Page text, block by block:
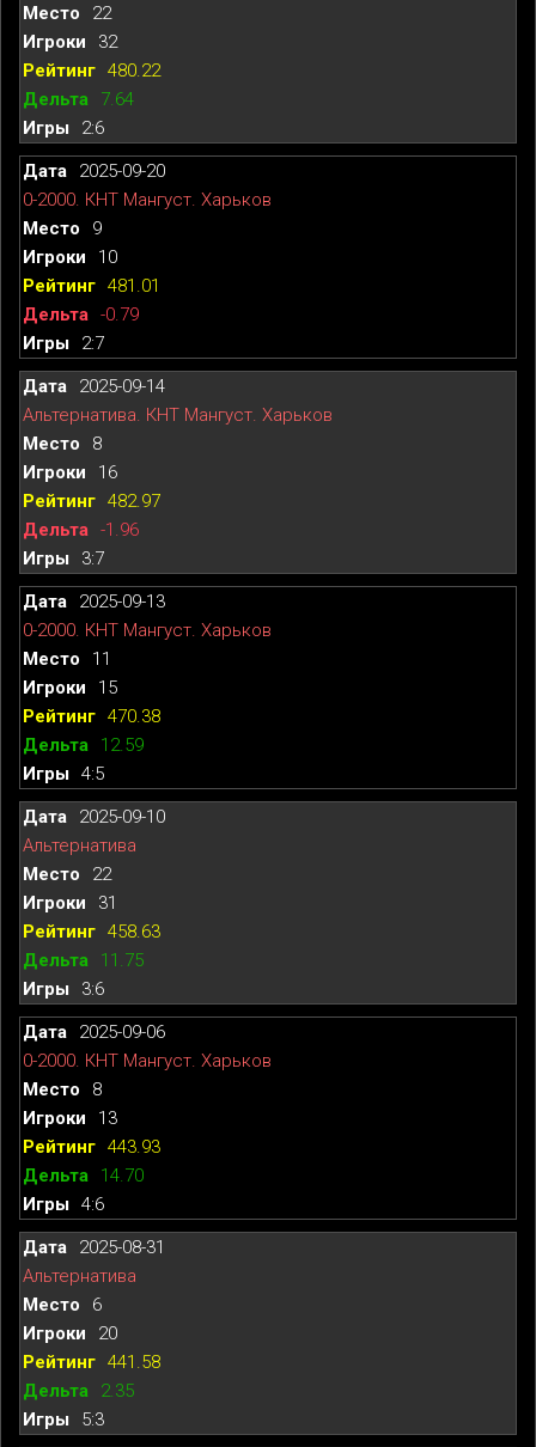
22
32
480.22
7.64
2:6
2025-09-20
0-2000. КНТ Мангуст. Харьков
9
10
481.01
-0.79
2:7
2025-09-14
Альтернатива. КНТ Мангуст. Харьков
8
16
482.97
-1.96
3:7
2025-09-13
0-2000. КНТ Мангуст. Харьков
11
15
470.38
12.59
4:5
2025-09-10
Альтернатива
22
31
458.63
11.75
3:6
2025-09-06
0-2000. КНТ Мангуст. Харьков
8
13
443.93
14.70
4:6
2025-08-31
Альтернатива
6
20
441.58
2.35
5:3